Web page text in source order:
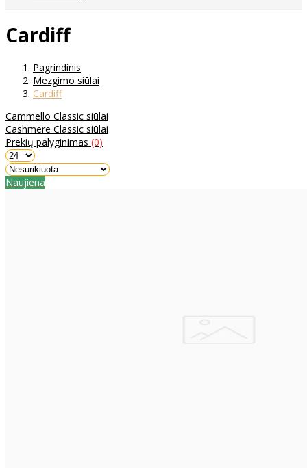
Cardiff
Pagrindinis
Mezgimo siūlai
Cardiff
Cammello Classic siūlai
Cashmere Classic siūlai
Prekių palyginimas (0)
Naujiena